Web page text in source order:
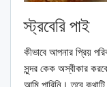
স্ট্রবেরি পাই
কীভাবে আপনার প্রিয়
সুন্দর কেক অস্বীকার